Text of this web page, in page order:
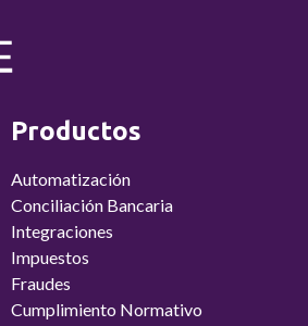
Productos
Automatización
Conciliación Bancaria
Integraciones
Impuestos
Fraudes
Cumplimiento Normativo